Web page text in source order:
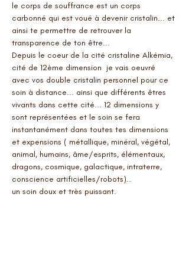
le corps de souffrance est un corps
carbonné qui est voué à devenir cristalin... et
ainsi te permettre de retrouver la
transparence de ton être...
Depuis le coeur de la cité cristaline Alkémia,
cité de 12ème dimension  je vais oeuvré
avec vos double cristalin personnel pour ce
soin à distance... ainsi que différents êtres
vivants dans cette cité... 12 dimensions y
sont représentées et le soin se fera
instantanément dans toutes tes dimensions
et expensions ( métallique, minéral, végétal,
animal, humains, âme/esprits, élémentaux,
dragons, cosmique, galactique, intraterre,
conscience artificielles/robots)..
un soin doux et très puissant.